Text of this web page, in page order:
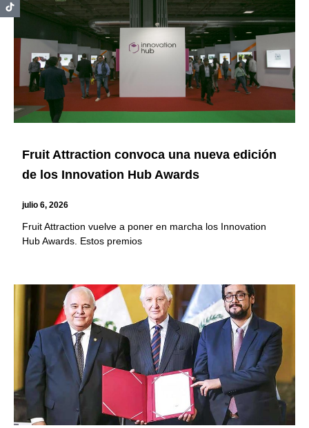
Fruit Attraction convoca una nueva edición
de los Innovation Hub Awards
julio 6, 2026
Fruit Attraction vuelve a poner en marcha los Innovation
Hub Awards. Estos premios